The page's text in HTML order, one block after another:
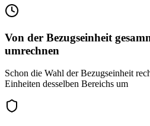
Von der Bezugseinheit
umrechnen
Schon die Wahl der Bezugseinheit
Einheiten desselben Bereichs um